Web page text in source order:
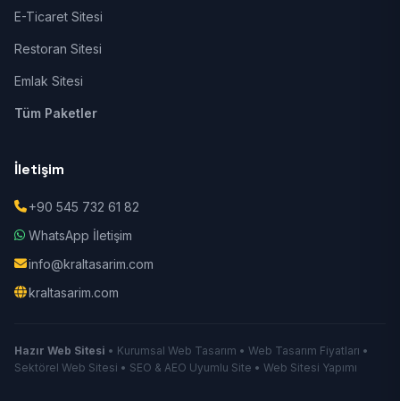
E-Ticaret Sitesi
Restoran Sitesi
Emlak Sitesi
Tüm Paketler
İletişim
+90 545 732 61 82
WhatsApp İletişim
info@kraltasarim.com
kraltasarim.com
Hazır Web Sitesi • Kurumsal Web Tasarım • Web Tasarım Fiyatları •
Sektörel Web Sitesi • SEO & AEO Uyumlu Site • Web Sitesi Yapımı